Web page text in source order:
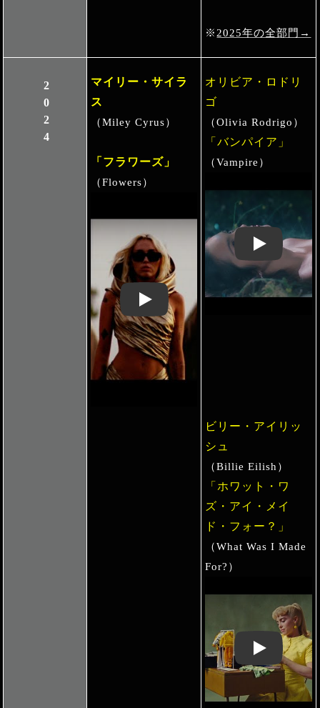
※ 2025年の全部門→
2024
マイリー・サイラ
ス
（Miley Cyrus）
「フラワーズ」
（Flowers）
Play: Keynote (Google I/O '18)
オリビア・ロドリ
ゴ
（Olivia Rodrigo）
「バンパイア」
（Vampire）
Play: Keynote
ビリー・アイリッ
シュ
（Billie Eilish）
「ホワット・ワ
ズ・アイ・メイ
ド・フォー？」
（What Was I Made
For?）
Play: Keynote